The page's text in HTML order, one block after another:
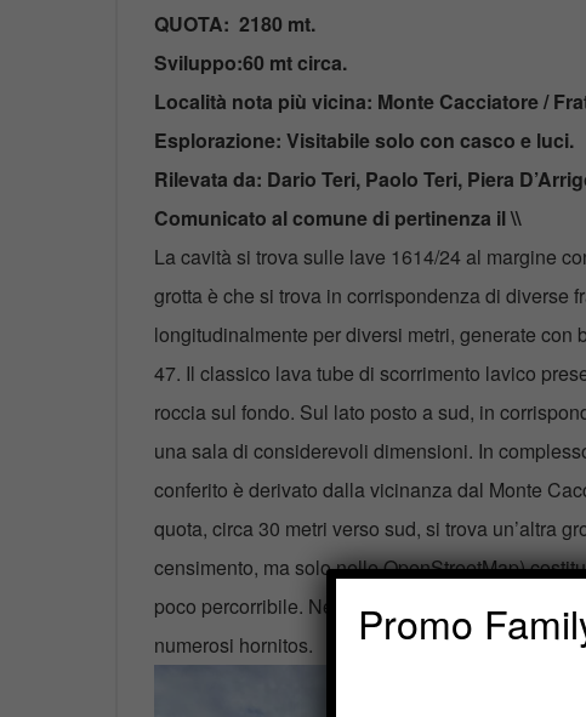
QUOTA: 2180 mt.
Sviluppo:60 mt circa.
Località nota più vicina: Monte Cacciatore /
Esplorazione: Visitabile solo con casco e luci.
Rilevata da: Dario Teri, Paolo Teri, Piera
Comunicato al comune di pertinenza il \\
La cavità si trova sulle lave 1614/24 al margine
grotta è che si trova in corrispondenza di diverse
longitudinalmente per diversi metri, generate
47. Il classico lava tube di scorrimento lavico
roccia sul fondo. Sul lato posto a sud, in
una sala di considerevoli dimensioni. In
conferito è derivato dalla vicinanza dal Monte
quota, circa 30 metri verso sud, si trova un’altra
censimento, ma solo nelle OpenStreetMap)
poco percorribile. Nelle vicinanze merita la visita
numerosi hornitos.
Promo